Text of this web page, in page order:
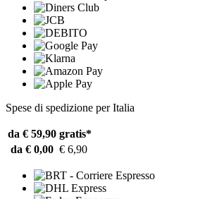
Spese di spedizione per Italia
da € 59,90 gratis*
da € 0,00 € 6,90